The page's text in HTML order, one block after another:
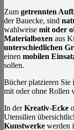
Zum getrennten
der Bauecke, sind
wahlweise mit oder
Materialboxen aus
unterschiedlichen
einen mobilen
sollen.
Bücher platzieren Sie
mit oder ohne Rollen
In derKreativ-Ecke
Utensilien
Kunstwerke werden